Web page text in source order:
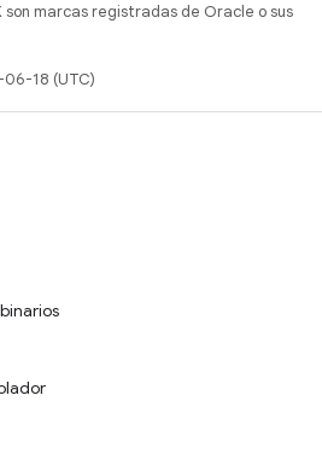
son marcas registradas de Oracle o sus
18 (UTC)